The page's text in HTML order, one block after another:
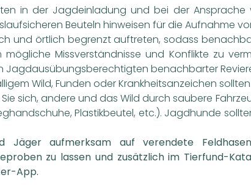
in der Jagdeinladung und bei der
Beuteln hinweisen für die Aufnahme
und örtlich begrenzt auftreten, sodass
Missverständnisse und Konflikte zu
Jagdausübungsberechtigten benachbarter
Wild, Funden oder Krankheitsanzeichen
sich, andere und das Wild durch saubere
Plastikbeutel, etc.). Jagdhunde
Jäger aufmerksam auf verendete
zu lassen und zusätzlich im Tierfund-
App.